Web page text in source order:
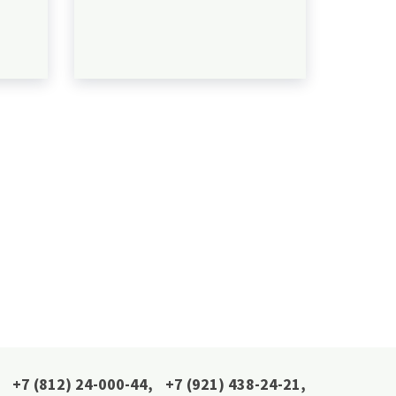
+7 (812) 24-000-44, +7 (921) 438-24-21,